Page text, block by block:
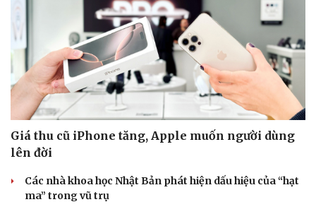
Giá thu cũ iPhone tăng, Apple muốn người dùng
lên đời
Các nhà khoa học Nhật Bản phát hiện dấu hiệu của “hạt
ma” trong vũ trụ